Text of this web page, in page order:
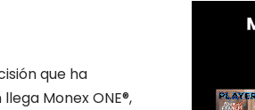
que ha
Monex ONE®,